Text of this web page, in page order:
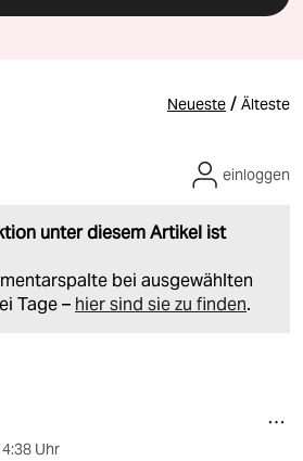
Neueste / Älteste
unter diesem Artikel ist
bei ausgewählten
Tage – hier sind sie zu finden.
einloggen
Uhr